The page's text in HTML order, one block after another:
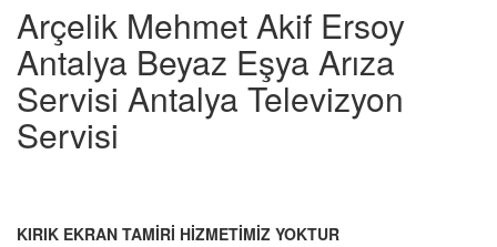
Arçelik Mehmet Akif Ersoy
Antalya Beyaz Eşya Arıza
Servisi Antalya Televizyon
Servisi
KIRIK EKRAN TAMİRİ HİZMETİMİZ YOKTUR